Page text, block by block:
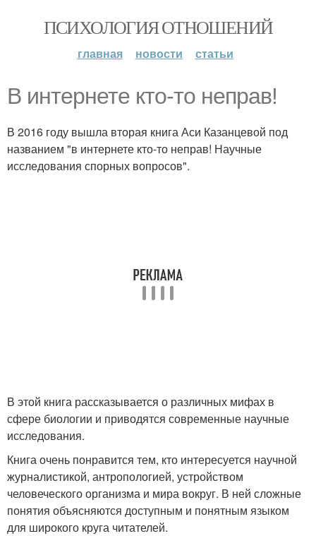
ПСИХОЛОГИЯ ОТНОШЕНИЙ
главная новости статьи
В интернете кто-то неправ!
В 2016 году вышла вторая книга Аси Казанцевой под
названием "в интернете кто-то неправ! Научные
исследования спорных вопросов".
В этой книга рассказывается о различных мифах в
сфере биологии и приводятся современные научные
исследования.
Книга очень понравится тем, кто интересуется научной
журналистикой, антропологией, устройством
человеческого организма и мира вокруг. В ней сложные
понятия объясняются доступным и понятным языком
для широкого круга читателей.